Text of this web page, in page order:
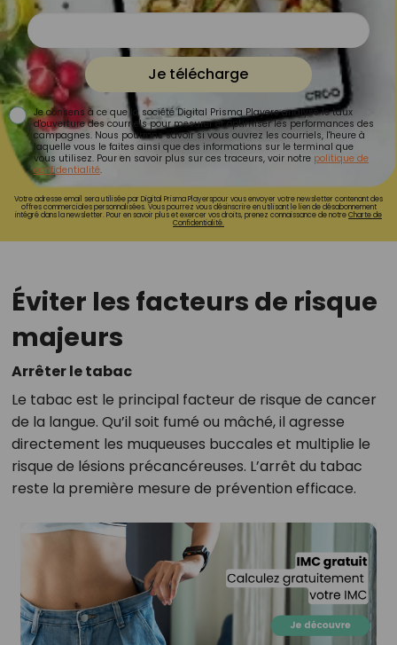
Je télécharge
Je consens à ce que la société Digital Prisma Players analyse le taux
d'ouverture des courriels pour mesurer et optimiser les performances des
campagnes. Nous pourrons savoir si vous ouvrez les courriels, l'heure à
laquelle vous le faites ainsi que des informations sur le terminal que
vous utilisez. Pour en savoir plus sur ces traceurs, voir notre politique de
confidentialité.
Votre adresse email sera utilisée par Digital Prisma Playerspour vous envoyer votre newsletter contenant des
offres commerciales personnalisées. Vous pourrez vous désinscrire en utilisant le lien de désabonnement
intégré dans la newsletter. Pour en savoir plus et exercer vos droits, prenez connaissance de notreCharte de
Confidentialité.
Éviter les facteurs de risque
majeurs
Arrêter le tabac
Le tabac est le principal facteur de risque de cancer
de la langue. Qu’il soit fumé ou mâché, il agresse
directement les muqueuses buccales et multiplie le
risque de lésions précancéreuses. L’arrêt du tabac
reste la première mesure de prévention efficace.